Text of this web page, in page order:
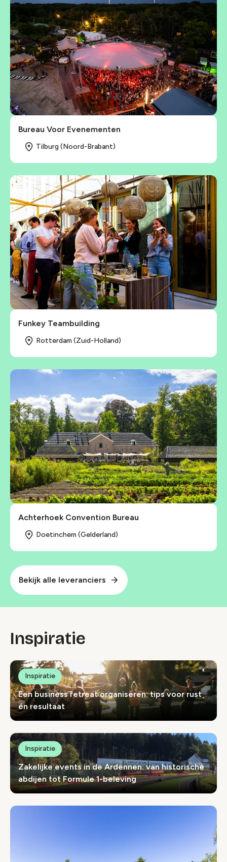
Bureau Voor Evenementen
Tilburg (Noord-Brabant)
Funkey Teambuilding
Rotterdam (Zuid-Holland)
Achterhoek Convention Bureau
Doetinchem (Gelderland)
Bekijk alle leveranciers
Inspiratie
Locaties index
Een business retreat organiseren: tips voor rust
én resultaat
Inspiratie
Zakelijke events in de Ardennen: van historische
abdijen tot Formule 1-beleving
Inspiratie